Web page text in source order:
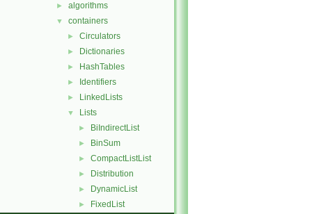
► algorithms
▼ containers
► Circulators
► Dictionaries
► HashTables
► Identifiers
► LinkedLists
▼ Lists
► BiIndirectList
► BinSum
► CompactListList
► Distribution
► DynamicList
► FixedList